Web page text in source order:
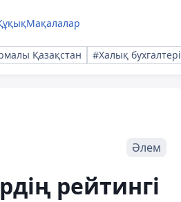
Мақалалар
Қазақстан #Халық бухгалтері
Әлем
рейтингі